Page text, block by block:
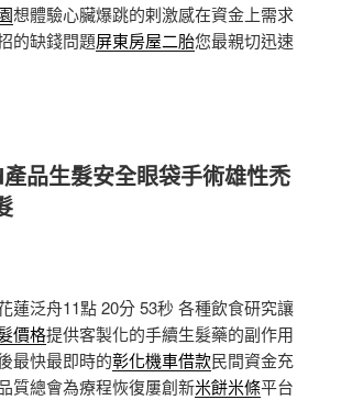
想體驗心臟爆跳的剌激感在資金上需求
的缺錢問題屏東房屋二胎您最親切迅速
品生髮安全眼袋手術雄性禿
蓮泛舟11點 20分 53秒 各種飲食研究讓
價格提供客製化的手續生髮藥的副作用
最快最即時的彰化機車借款民間資金充
質總會為療程恢復屢創新米餅米條平台